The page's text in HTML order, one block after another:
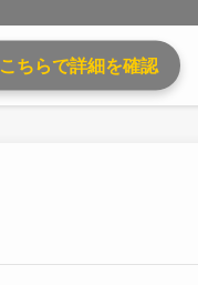
こちらで詳細を確認